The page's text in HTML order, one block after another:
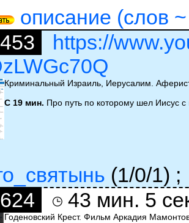
описание (слов
https://
Криминальный Израиль, Иерусалим.
С 19 мин. Про путь по которому шел Иисус с
(1/0/1) ;
43 мин. 5
Годеновский Крест. Фильм Аркадия